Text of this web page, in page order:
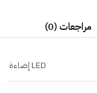
مراجعات (0)
LED إضاءة